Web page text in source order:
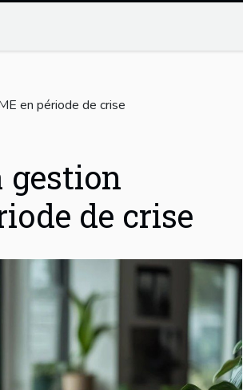
en période de crise
gestion
de crise